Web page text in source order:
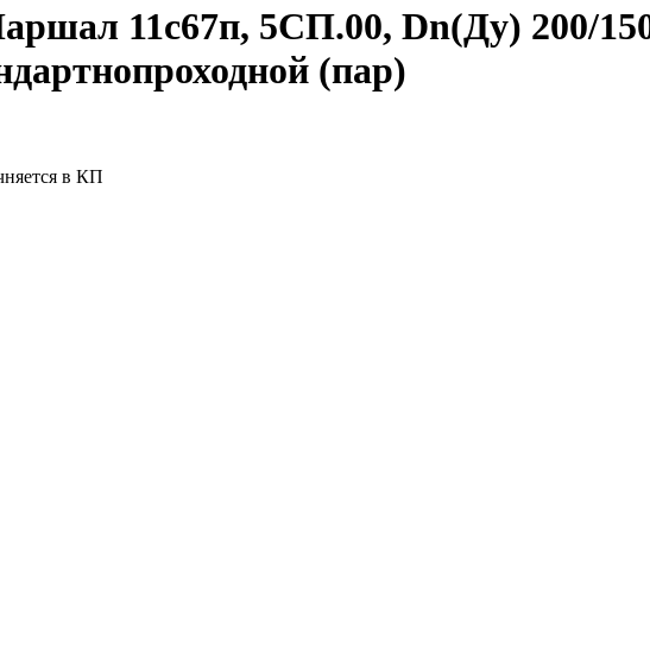
11с67п, 5СП.00, Dn(Ду) 200/
(пар)
в КП